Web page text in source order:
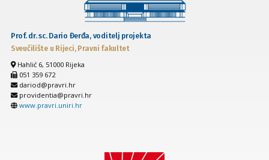
Prof. dr. sc. Dario Đerđa, voditelj projekta
Sveučilište u Rijeci, Pravni fakultet
Hahlić 6, 51000 Rijeka
051 359 672
dariod@pravri.hr
providentia@pravri.hr
www.pravri.uniri.hr